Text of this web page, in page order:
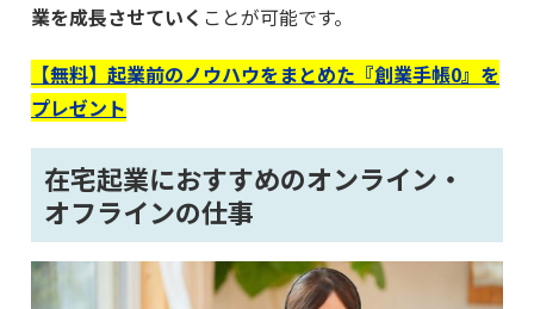
業を成長させていく ことが可能です。
【無料】起業前のノウハウをまとめた『創業手帳0』を
プレゼント
在宅起業におすすめのオンライン・
オフラインの仕事